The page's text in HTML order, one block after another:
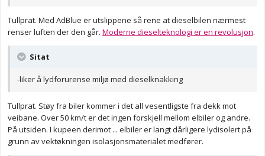
Tullprat. Med AdBlue er utslippene så rene at dieselbilen nærmest
renser luften der den går. Moderne dieselteknologi er en revolusjon.
Sitat
-liker å lydforurense miljø med dieselknakking
Tullprat. Støy fra biler kommer i det all vesentligste fra dekk mot
veibane. Over 50 km/t er det ingen forskjell mellom elbiler og andre.
På utsiden. I kupeen derimot ... elbiler er langt dårligere lydisolert på
grunn av vektøkningen isolasjonsmaterialet medfører.